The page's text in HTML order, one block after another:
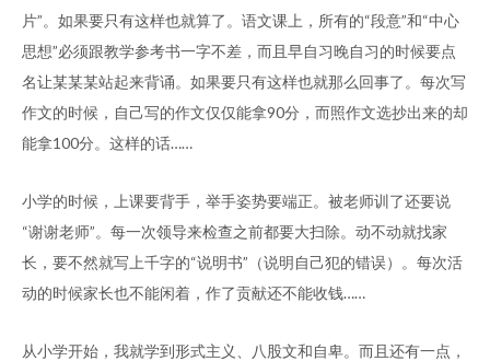
片”。如果要只有这样也就算了。语文课上，所有的“段意”和“中心
思想”必须跟教学参考书一字不差，而且早自习晚自习的时候要点
名让某某某站起来背诵。如果要只有这样也就那么回事了。每次写
作文的时候，自己写的作文仅仅能拿90分，而照作文选抄出来的却
能拿100分。这样的话……
小学的时候，上课要背手，举手姿势要端正。被老师训了还要说
“谢谢老师”。每一次领导来检查之前都要大扫除。动不动就找家
长，要不然就写上千字的“说明书”（说明自己犯的错误）。每次活
动的时候家长也不能闲着，作了贡献还不能收钱……
从小学开始，我就学到形式主义、八股文和自卑。而且还有一点，